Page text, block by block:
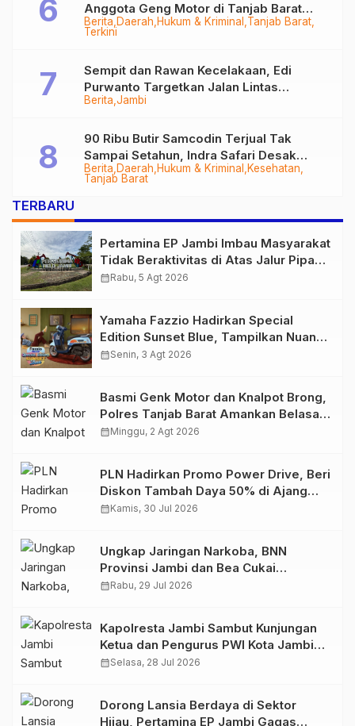
Berita Daerah Hukum & Kriminal Tanjab Barat
Terkini
Anggota Geng Motor di Tanjab Barat
Diringkus
Berita Jambi
Sempit dan Rawan Kecelakaan, Edi
Purwanto Targetkan Jalan Lintas
Tungkal-Jambi Mulus di 2028
Berita Daerah Hukum & Kriminal
Kesehatan
Tanjab Barat
90 Ribu Butir Samcodin Terjual Tak
Sampai Setahun, Indra Safari Desak
Audit Menyeluruh
TERBARU
Pertamina EP Jambi Imbau Masyarakat
Tidak Beraktivitas di Atas Jalur Pipa
Migas Demi Keselamatan Bersama
calendar_monthRabu, 5 Agt 2026
Yamaha Fazzio Hadirkan Special
Edition Sunset Blue, Tampilkan Nuansa
Retro Summer yang Semakin Skena
calendar_monthSenin, 3 Agt 2026
Basmi Genk Motor dan Knalpot Brong,
Polres Tanjab Barat Amankan Belasan
Kendaraan
calendar_monthMinggu, 2 Agt 2026
PLN Hadirkan Promo Power Drive, Beri
Diskon Tambah Daya 50% di Ajang
GIIAS 2026
calendar_monthKamis, 30 Jul 2026
Ungkap Jaringan Narkoba, BNN
Provinsi Jambi dan Bea Cukai
Amankan Sembilan Pelaku beserta
calendar_monthRabu, 29 Jul 2026
Kapolresta Jambi Sambut Kunjungan
Ketua dan Pengurus PWI Kota Jambi
Perkuat Sinergi dan Kolaborasi
calendar_monthSelasa, 28 Jul 2026
Dorong Lansia Berdaya di Sektor
Hijau, Pertamina EP Jambi Gagas